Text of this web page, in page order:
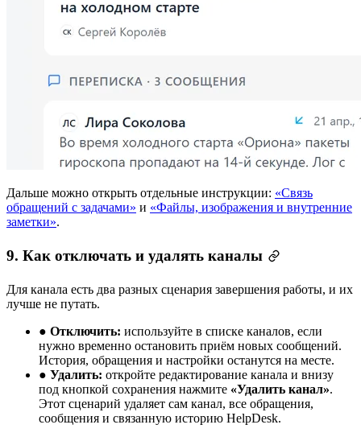
Дальше можно открыть отдельные инструкции: «Связь
обращений с задачами» и «Файлы, изображения и внутренние
заметки».
9. Как отключать и удалять каналы
Для канала есть два разных сценария завершения работы, и их
лучше не путать.
● Отключить: используйте в списке каналов, если
нужно временно остановить приём новых сообщений.
История, обращения и настройки останутся на месте.
● Удалить: откройте редактирование канала и внизу
под кнопкой сохранения нажмите «Удалить канал».
Этот сценарий удаляет сам канал, все обращения,
сообщения и связанную историю HelpDesk.